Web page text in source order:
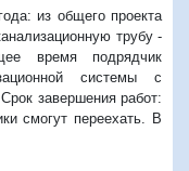
из общего проекта
трубу -
время подрядчик
системы с
завершения работ:
смогут переехать. В